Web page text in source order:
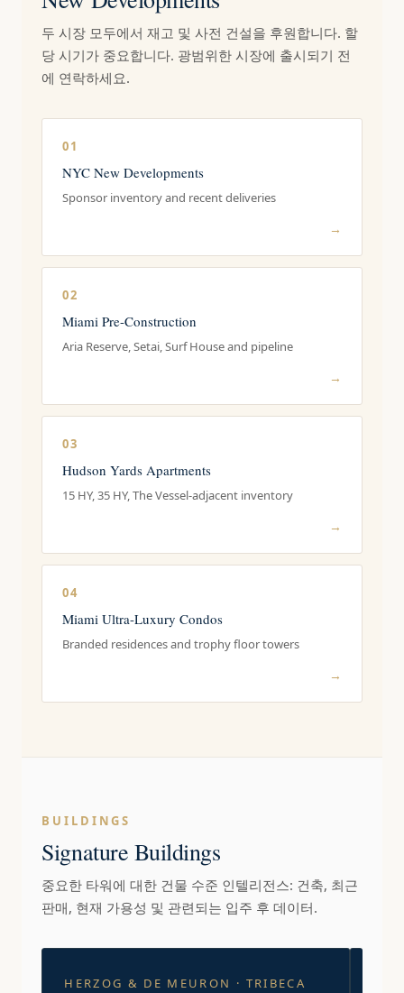
두 시장 모두에서 재고 및 사전 건설을 후원합니다. 할
당 시기가 중요합니다. 광범위한 시장에 출시되기 전
에 연락하세요.
01
NYC New Developments
Sponsor inventory and recent deliveries
→
02
Miami Pre-Construction
Aria Reserve, Setai, Surf House and pipeline
→
03
Hudson Yards Apartments
15 HY, 35 HY, The Vessel-adjacent inventory
→
04
Miami Ultra-Luxury Condos
Branded residences and trophy floor towers
→
BUILDINGS
Signature Buildings
중요한 타워에 대한 건물 수준 인텔리전스: 건축, 최근
판매, 현재 가용성 및 관련되는 입주 후 데이터.
HERZOG & DE MEURON · TRIBECA